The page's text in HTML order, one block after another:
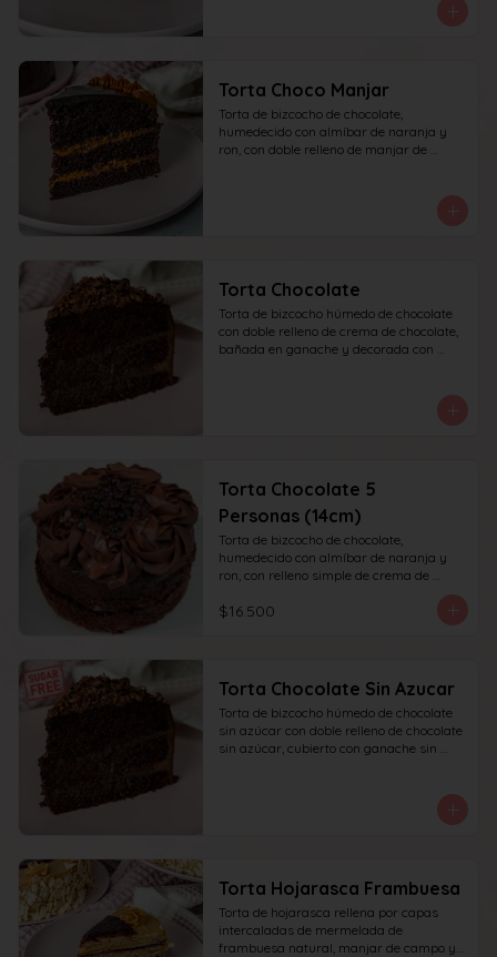
Torta Choco Manjar
Torta de bizcocho de chocolate,
humedecido con almíbar de naranja y
ron, con doble relleno de manjar de
Torta Chocolate
Torta de bizcocho húmedo de chocolate
con doble relleno de crema de chocolate,
bañada en ganache y decorada con
Torta Chocolate 5
Personas (14cm)
Torta de bizcocho de chocolate,
humedecido con almíbar de naranja y
ron, con relleno simple de crema de
ganache de chocolate. Recomendada
$16.500
Torta Chocolate Sin Azucar
Torta de bizcocho húmedo de chocolate
sin azúcar con doble relleno de chocolate
sin azúcar, cubierto con ganache sin
Torta Hojarasca Frambuesa
Torta de hojarasca rellena por capas
intercaladas de mermelada de
frambuesa natural, manjar de campo y